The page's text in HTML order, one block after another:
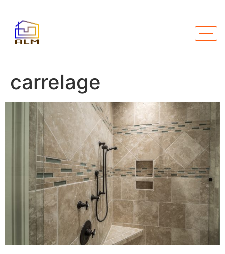
carrelage